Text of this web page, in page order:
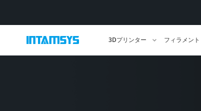
3Dプリンター フィラメント